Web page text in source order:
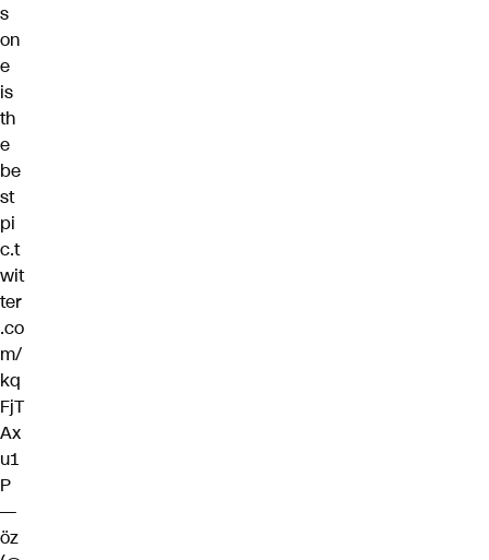
s
on
e
is
th
e
be
st
pi
c.t
wit
ter
.co
m/
kq
FjT
Ax
u1
P
—
öz